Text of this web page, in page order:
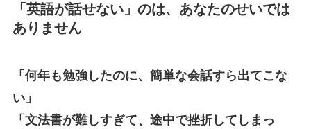
「英語が話せない」のは、あなたのせいでは
ありません
「何年も勉強したのに、簡単な会話すら出てこな
い」
「文法書が難しすぎて、途中で挫折してしまっ